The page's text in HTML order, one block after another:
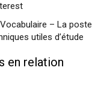
Vocabulaire – La poste
utiles d’étude
en relation